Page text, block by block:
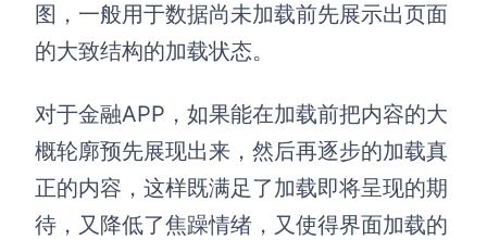
图，一般用于数据尚未加载前先展示出页面
的大致结构的加载状态。
对于金融APP，如果能在加载前把内容的大
概轮廓预先展现出来，然后再逐步的加载真
正的内容，这样既满足了加载即将呈现的期
待，又降低了焦躁情绪，又使得界面加载的